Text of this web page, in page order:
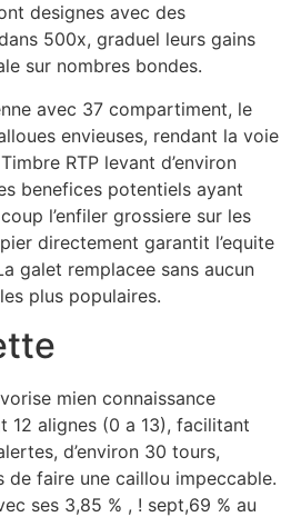
designes avec des
500x, graduel leurs gains
sur nombres bondes.
avec 37 compartiment, le
envieuses, rendant la voie
RTP levant d’environ
benefices potentiels ayant
l’enfiler grossiere sur les
directement garantit l’equite
galet remplacee sans aucun
plus populaires.
mien connaissance
12 alignes (0 a 13), facilitant
d’environ 30 tours,
de faire une caillou impeccable.
ses 3,85 % , ! sept,69 % au